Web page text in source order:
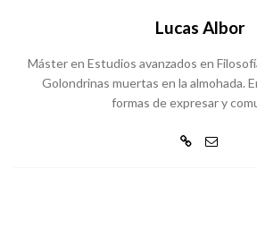
Lucas Albor
Máster en Estudios avanzados en
Golondrinas muertas en la almohada.
formas de expresar y